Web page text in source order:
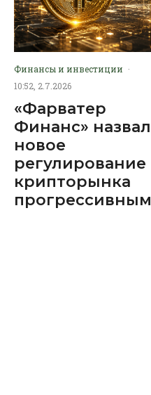
Финансы и инвестиции ·
10:52, 2.7.2026
«Фарватер
Финанс» назвал
новое
регулирование
крипторынка
прогрессивным